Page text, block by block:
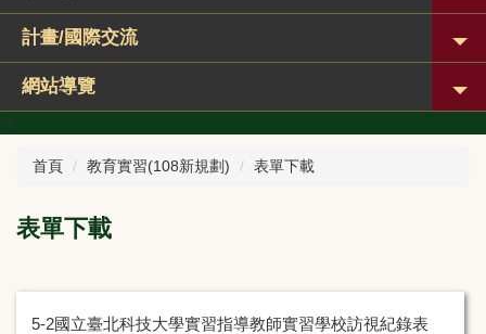
計畫/國際交流
網站導覽
%
首頁 教育實習(108新規劃) 表單下載
表單下載
5-2國立臺北科技大學實習指導教師實習學校訪視紀錄表